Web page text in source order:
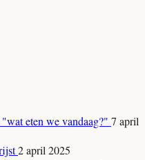
eten we vandaag?" 7 april
2 april 2025